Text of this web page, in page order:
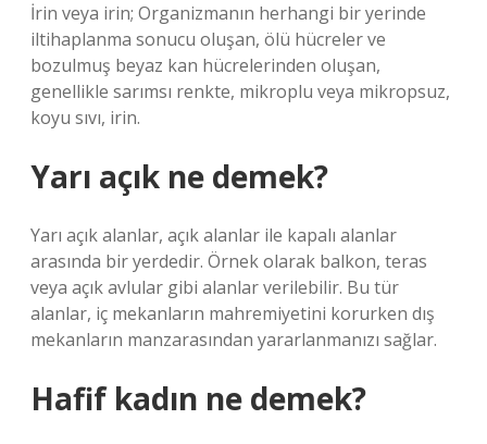
İrin veya irin; Organizmanın herhangi bir yerinde
iltihaplanma sonucu oluşan, ölü hücreler ve
bozulmuş beyaz kan hücrelerinden oluşan,
genellikle sarımsı renkte, mikroplu veya mikropsuz,
koyu sıvı, irin.
Yarı açık ne demek?
Yarı açık alanlar, açık alanlar ile kapalı alanlar
arasında bir yerdedir. Örnek olarak balkon, teras
veya açık avlular gibi alanlar verilebilir. Bu tür
alanlar, iç mekanların mahremiyetini korurken dış
mekanların manzarasından yararlanmanızı sağlar.
Hafif kadın ne demek?